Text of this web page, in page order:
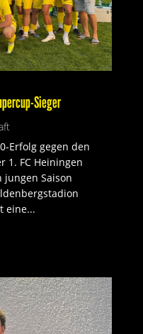
Sieger
Erfolg gegen den
1. FC Heiningen
Saison
eine...